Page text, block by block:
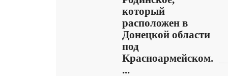
который
расположен в
Донецкой области
под
Красноармейском.
...